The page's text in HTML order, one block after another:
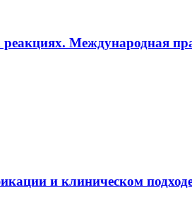
Международная
и клиническом